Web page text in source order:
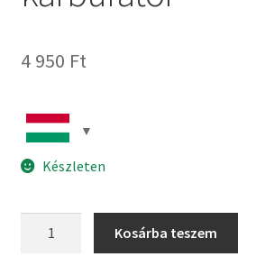
4 950 Ft
Készleten
Kosárba teszem